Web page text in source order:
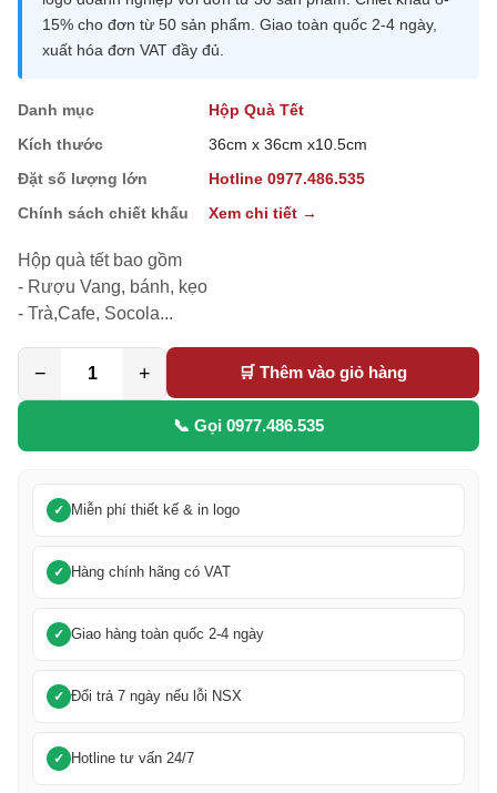
15% cho đơn từ 50 sản phẩm. Giao toàn quốc 2-4 ngày,
xuất hóa đơn VAT đầy đủ.
Danh mục
Hộp Quà Tết
Kích thước
36cm x 36cm x10.5cm
Đặt số lượng lớn
Hotline 0977.486.535
Chính sách chiết khấu
Xem chi tiết →
Hộp quà tết bao gồm
- Rượu Vang, bánh, kẹo
- Trà,Cafe, Socola...
− + 🛒 Thêm vào giỏ hàng
📞 Gọi 0977.486.535
Miễn phí thiết kế & in logo
Hàng chính hãng có VAT
Giao hàng toàn quốc 2-4 ngày
Đổi trả 7 ngày nếu lỗi NSX
Hotline tư vấn 24/7